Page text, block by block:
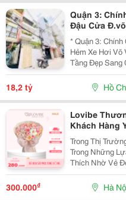
Quận 3:
Đậu Cửa Đ.võ
Sh Vuông
* Quận 3:
Hẻm Xe Hơi Võ
Tầng Đẹp Sang
Diện Tích:
Kết Cấu: 4
18,2 tỷ Hồ
Lovibe
Khách Hàng
Trong Thị
Trong Những
Thích Nhờ Vẻ
Dài. Trong Số
Đang Dần Trở
Chọn...
300.000₫ Hà